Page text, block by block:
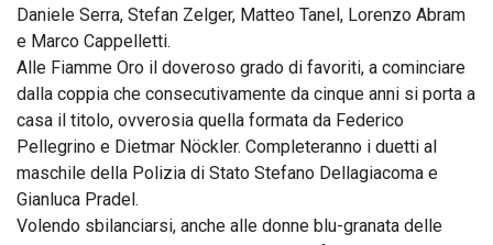
Daniele Serra, Stefan Zelger, Matteo Tanel, Lorenzo Abram
e Marco Cappelletti.
Alle Fiamme Oro il doveroso grado di favoriti, a cominciare
dalla coppia che consecutivamente da cinque anni si porta a
casa il titolo, ovverosia quella formata da Federico
Pellegrino e Dietmar Nöckler. Completeranno i duetti al
maschile della Polizia di Stato Stefano Dellagiacoma e
Gianluca Pradel.
Volendo sbilanciarsi, anche alle donne blu-granata delle